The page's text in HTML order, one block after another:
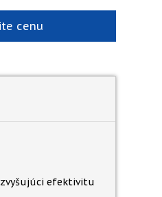
cenu
zvyšujúci efektivitu